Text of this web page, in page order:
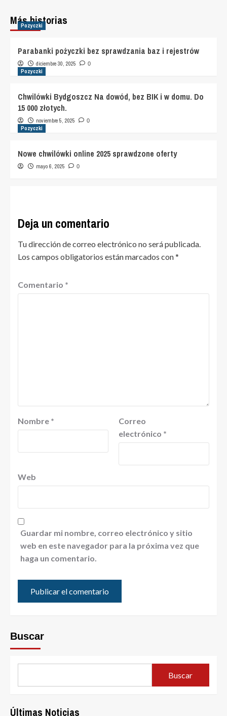
Más historias
Pozyczki
Parabanki pożyczki bez sprawdzania baz i rejestrów
diciembre 30, 2025 0
Pozyczki
Chwilówki Bydgoszcz Na dowód, bez BIK i w domu. Do
15 000 złotych.
noviembre 5, 2025 0
Pozyczki
Nowe chwilówki online 2025 sprawdzone oferty
mayo 6, 2025 0
Deja un comentario
Tu dirección de correo electrónico no será publicada.
Los campos obligatorios están marcados con*
Comentario *
Nombre *
Correo
electrónico *
Web
Guardar mi nombre, correo electrónico y sitio
web en este navegador para la próxima vez que
haga un comentario.
Buscar
Buscar
Últimas Noticias